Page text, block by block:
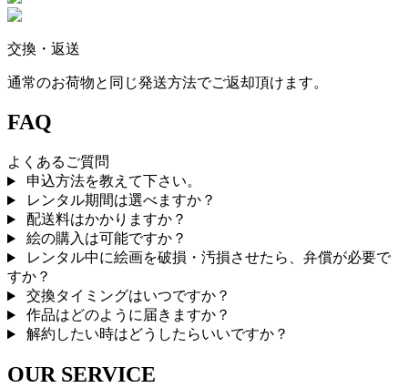
交換・返送
通常のお荷物と同じ発送方法でご返却頂けます。
FAQ
よくあるご質問
申込方法を教えて下さい。
レンタル期間は選べますか？
配送料はかかりますか？
絵の購入は可能ですか？
レンタル中に絵画を破損・汚損させたら、弁償が必要で
すか？
交換タイミングはいつですか？
作品はどのように届きますか？
解約したい時はどうしたらいいですか？
OUR SERVICE